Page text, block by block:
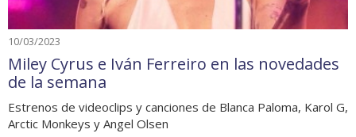
10/03/2023
Miley Cyrus e Iván Ferreiro en las novedades
de la semana
Estrenos de videoclips y canciones de Blanca Paloma, Karol G,
Arctic Monkeys y Angel Olsen